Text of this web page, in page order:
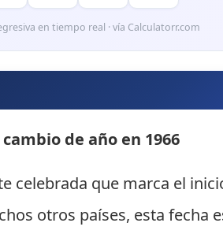
en tiempo real · vía Calculatorr.com
de año en 1966
celebrada que marca el
otros países, esta fecha